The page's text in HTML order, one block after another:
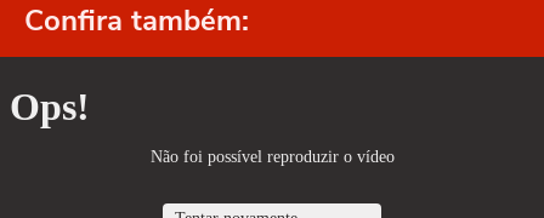
Confira também: